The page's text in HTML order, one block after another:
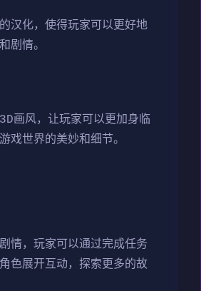
汉化，使得玩家可以更好地
剧情。
画风，让玩家可以更加身临
戏世界的美妙和细节。
情，玩家可以通过完成任务
色展开互动，探索更多的故